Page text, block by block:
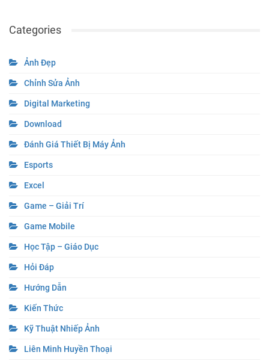
Categories
Ảnh Đẹp
Chỉnh Sửa Ảnh
Digital Marketing
Download
Đánh Giá Thiết Bị Máy Ảnh
Esports
Excel
Game – Giải Trí
Game Mobile
Học Tập – Giáo Dục
Hỏi Đáp
Hướng Dẫn
Kiến Thức
Kỹ Thuật Nhiếp Ảnh
Liên Minh Huyền Thoại